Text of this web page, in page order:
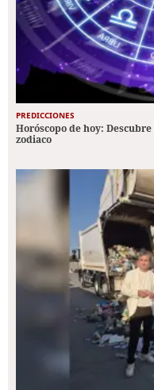
PREDICCIONES
Horóscopo de hoy:
zodiaco